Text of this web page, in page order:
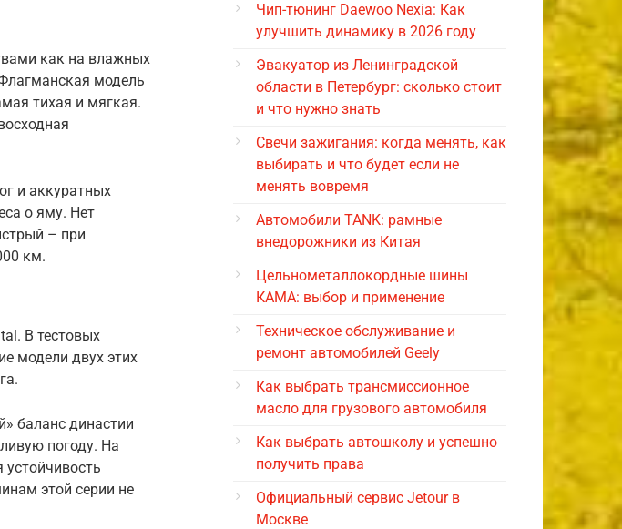
как на влажных
модель
тихая и мягкая.
и аккуратных
о яму. Нет
– при
км.
В тестовых
модели двух этих
баланс династии
погоду. На
этой серии не
Чип-тюнинг Daewoo Nexia: Как
улучшить динамику в 2026 году
Эвакуатор из Ленинградской
области в Петербург: сколько стоит
и что нужно знать
Свечи зажигания: когда менять, как
выбирать и что будет если не
менять вовремя
Автомобили TANK: рамные
внедорожники из Китая
Цельнометаллокордные шины
КАМА: выбор и применение
Техническое обслуживание и
ремонт автомобилей Geely
Как выбрать трансмиссионное
масло для грузового автомобиля
Как выбрать автошколу и успешно
получить права
Официальный сервис Jetour в
Москве